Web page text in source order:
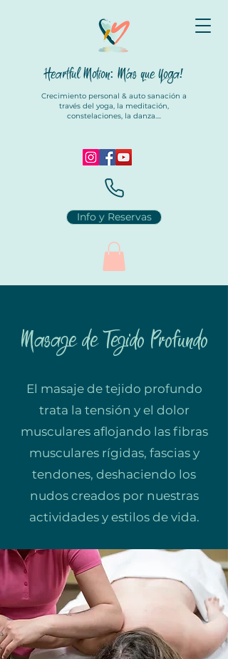
Heartful Motion: Más que Yoga!
Crecimiento personal & auto sanación a
través del yoga, la meditación,
constelaciones, la danza....
Info y Reservas
Masaje de Tejido Profundo
El masaje de tejido profundo
trata la tensión y el dolor
musculares aflojando las fibras
musculares rígidas, fascias y
tendones, deshaciendo los
nudos creados por nuestras
actividades y estilos de vida.